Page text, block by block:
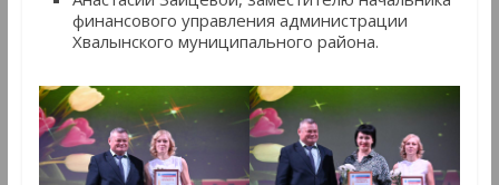
финансового управления администрации
Хвалынского муниципального района.